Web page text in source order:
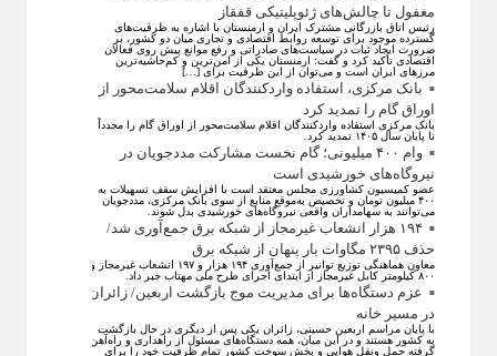
مغفول تا چالش‌های ژئوپلیتیکی قفقاز
رئیس اتاق بازرگانی مشترک ایران و ارمنستان با اشاره به ظرفیت‌های
گسترده موجود برای توسعه روابط اقتصادی و تجاری میان دو کشور، بر
ضرورت ایجاد ثبات در سیاست‌های صادراتی و رفع موانع پیش روی فعالان
اقتصادی تأکید کرد و گفت: ارمنستان یکی از امن‌ترین و کم‌حاشیه‌ترین
مرز‌های ایران است و می‌توان از این ظرفیت برای […]
بانک مرکزی، استفاده واردکنندگان اقلام سلامت‌محور از
اوراق گام را تمدید کرد
بانک مرکزی استفاده واردکنندگان اقلام سلامت‌محور از اوراق گام را مجدداً
تا پایان سال ۱۴۰۵ تمدید کرد.
وام ۴۰۰ میلیونی؛ گام نخست مشارکت مددجویان در
نیروگاه‌های خورشیدی است
عضو کمیسیون کشاورزی مجلس معتقد است با افزایش سقف تسهیلات به
۴۰۰ میلیون تومان و تخصیص به‌موقع منابع از سوی بانک مرکزی، مددجویان
می‌توانند به سهامداران واقعی نیروگاه‌های خورشیدی بدل شوند.
۱۹۴ هزار انشعاب غیرمجاز از شبکه برق جمع‌آوری شد/
حذف ۲۳۹۵ مگاوات بار پنهان از شبکه برق
معاون هماهنگی توزیع توانیر از جمع‌آوری ۱۹۴ هزار و ۱۹۷ انشعاب غیرمجاز و
۸۰۰ کیلومتر کابل غیرمجاز از ابتدای اجرای طرح ملی مهتاب خبر داد.
عزم دستگاه‌ها برای مدیریت موج بازگشت اربعین/ زائران
در مسیر خانه
با پایان مراسم اربعین حسینی، زائران یکی پس از دیگری در حال بازگشت
به کشور هستند و در این میان، همه دستگاه‌های مسئول از راهداری و راه‌آهن
گرفته حمل ونقل هوایی و بخش سوخت کشور تمام ظرفیت خود را برای